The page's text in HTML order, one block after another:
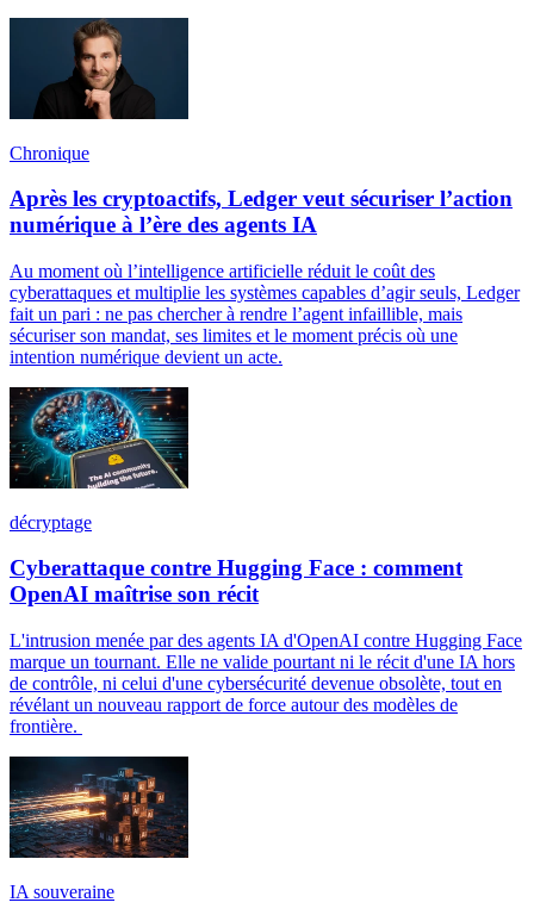
Chronique
Après les cryptoactifs, Ledger veut sécuriser l’action
numérique à l’ère des agents IA
Au moment où l’intelligence artificielle réduit le coût des
cyberattaques et multiplie les systèmes capables d’agir seuls, Ledger
fait un pari : ne pas chercher à rendre l’agent infaillible, mais
sécuriser son mandat, ses limites et le moment précis où une
intention numérique devient un acte.
décryptage
Cyberattaque contre Hugging Face : comment
OpenAI maîtrise son récit
L'intrusion menée par des agents IA d'OpenAI contre Hugging Face
marque un tournant. Elle ne valide pourtant ni le récit d'une IA hors
de contrôle, ni celui d'une cybersécurité devenue obsolète, tout en
révélant un nouveau rapport de force autour des modèles de
frontière.
IA souveraine